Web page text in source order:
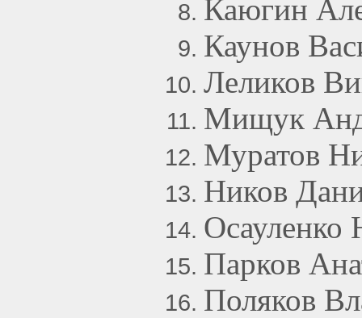
Каюгин
Каунов
Леликов
Мищук
Муратов
Ников
Осауленко
Парков
Поляков